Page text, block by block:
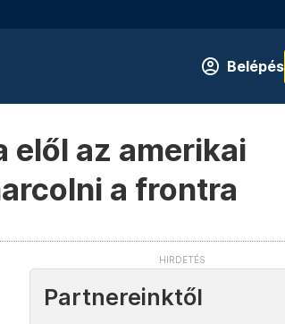
Belépés
elől az amerikai
a frontra
Partnereinktől